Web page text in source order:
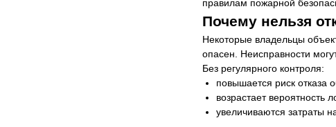
правилам пожарной
Почему нельзя
Некоторые владельцы
опасен. Неисправности
Без регулярного контроля:
повышается риск отказа
возрастает вероятность
увеличиваются затраты